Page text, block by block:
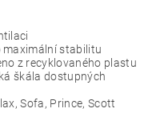
maximální stabilitu
z recyklovaného plastu
škála dostupných
Sofa, Prince, Scott